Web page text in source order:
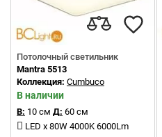
Потолочный светильник
Mantra 5513
Коллекция: Cumbuco
В наличии
В: 10 см Д: 60 см
LED x 80W 4000K 6000Lm